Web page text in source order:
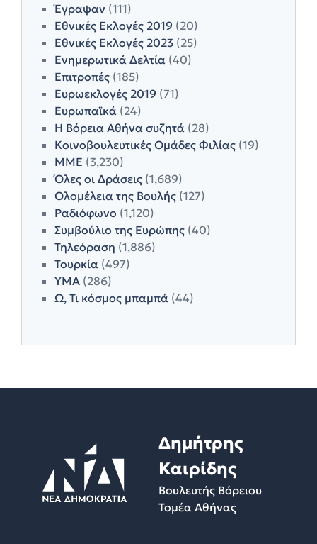
Έγραψαν (111)
Εθνικές Εκλογές 2019 (20)
Εθνικές Εκλογές 2023 (25)
Ενημερωτικά Δελτία (40)
Επιτροπές (185)
Ευρωεκλογές 2019 (71)
Ευρωπαϊκά (24)
Η Βόρεια Αθήνα συζητά (28)
Κοινοβουλευτικές Ομάδες Φιλίας (19)
ΜΜΕ (3,230)
Όλες οι Δράσεις (1,689)
Ολομέλεια της Βουλής (127)
Ραδιόφωνο (1,120)
Συμβούλιο της Ευρώπης (40)
Τηλεόραση (1,886)
Τουρκία (497)
ΥΜΑ (286)
Ω, Τι κόσμος μπαμπά (44)
Δημήτρης
Καιρίδης
Βουλευτής Βόρειου
Τομέα Αθήνας